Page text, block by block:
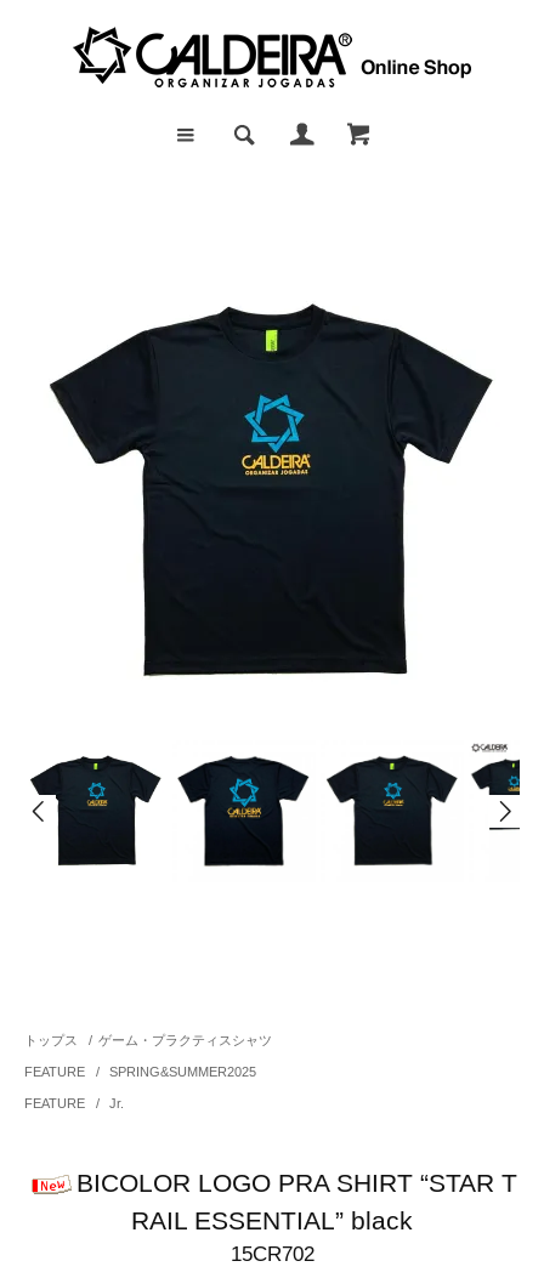
トップス / ゲーム・プラクティスシャツ
FEATURE / SPRING&SUMMER2025
FEATURE / Jr.
BICOLOR LOGO PRA SHIRT “STAR T
RAIL ESSENTIAL” black
15CR702